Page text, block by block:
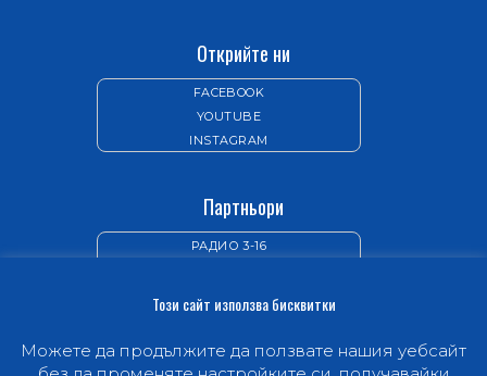
Открийте ни
FACEBOOK
YOUTUBE
INSTAGRAM
Партньори
РАДИО 3-16
Този сайт използва бисквитки
Можете да продължите да ползвате нашия уебсайт